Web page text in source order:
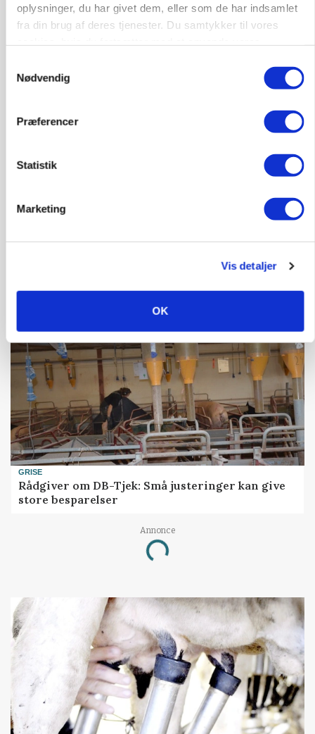
oplysninger, du har givet dem, eller som de har indsamlet
fra din brug af deres tjenester. Du samtykker til vores
Nødvendig
Præferencer
Statistik
Marketing
Vis detaljer
OK
BUSINESS
Prisgab på 20 kroner pr. kg vokser: Polsk kylling
GRISE
Rådgiver om DB-Tjek: Små justeringer kan give
store besparelser
Annonce
Loading...